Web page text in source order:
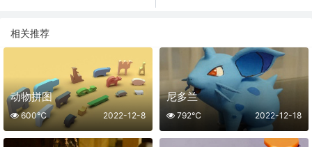
相关推荐
动物拼图
2022-12-8
600℃
尼多兰
2022-12-18
792℃